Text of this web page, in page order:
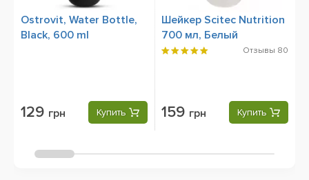
Ostrovit, Water Bottle,
Black, 600 ml
129 грн Купить
Шейкер Scitec Nutrition
700 мл, Белый
Отзывы 80
159 грн Купить